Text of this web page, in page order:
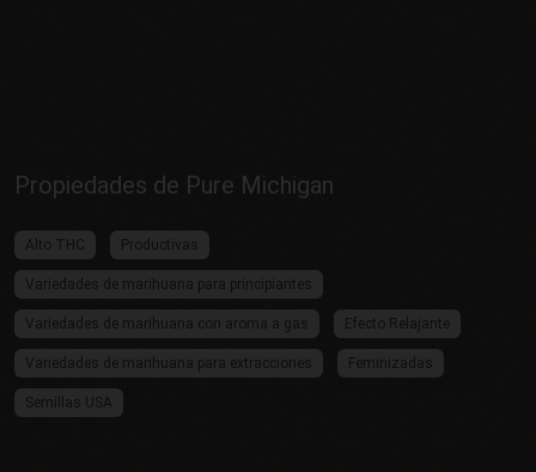
Propiedades de Pure Michigan
Alto THC Productivas
Variedades de marihuana para principiantes
Variedades de marihuana con aroma a gas Efecto Relajante
Variedades de marihuana para extracciones Feminizadas
Semillas USA